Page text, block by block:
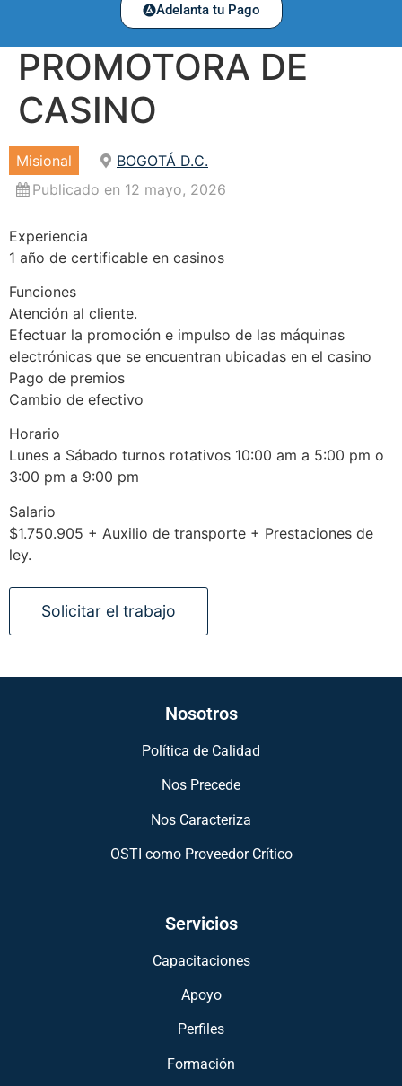
Adelanta tu Pago
PROMOTORA DE
CASINO
Misional
BOGOTÁ D.C.
Publicado en 12 mayo, 2026
Experiencia
1 año de certificable en casinos
Funciones
Atención al cliente.
Efectuar la promoción e impulso de las máquinas
electrónicas que se encuentran ubicadas en el casino
Pago de premios
Cambio de efectivo
Horario
Lunes a Sábado turnos rotativos 10:00 am a 5:00 pm o
3:00 pm a 9:00 pm
Salario
$1.750.905 + Auxilio de transporte + Prestaciones de
ley.
Nosotros
Política de Calidad
Nos Precede
Nos Caracteriza
OSTI como Proveedor Crítico
Servicios
Capacitaciones
Apoyo
Perfiles
Formación